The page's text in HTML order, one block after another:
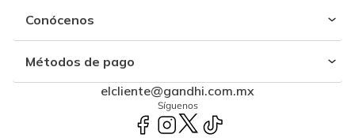
Conócenos
Métodos de pago
elcliente@gandhi.com.mx
Síguenos